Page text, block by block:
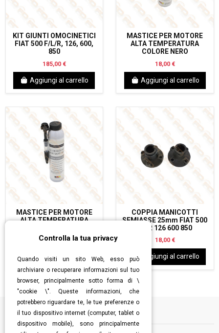
KIT GIUNTI OMOCINETICI
FIAT 500 F/L/R, 126, 600,
850
185,00 €
Aggiungi al carrello
MASTICE PER MOTORE
ALTA TEMPERATURA
COLORE NERO
18,00 €
Aggiungi al carrello
MASTICE PER MOTORE
ALTA TEMPERATURA
18,00 €
Aggiungi al carrello
COPPIA MANICOTTI
SEMIASSE 25mm FIAT 500
F L R 126 600 850
18,00 €
Aggiungi al carrello
Informazioni
Controlla la tua privacy
Quando visiti un sito Web, esso può
archiviare o recuperare informazioni sul tuo
browser, principalmente sotto forma di \
"cookie \". Queste informazioni, che
potrebbero riguardare te, le tue preferenze o
il tuo dispositivo internet (computer, tablet o
dispositivo mobile), sono principalmente